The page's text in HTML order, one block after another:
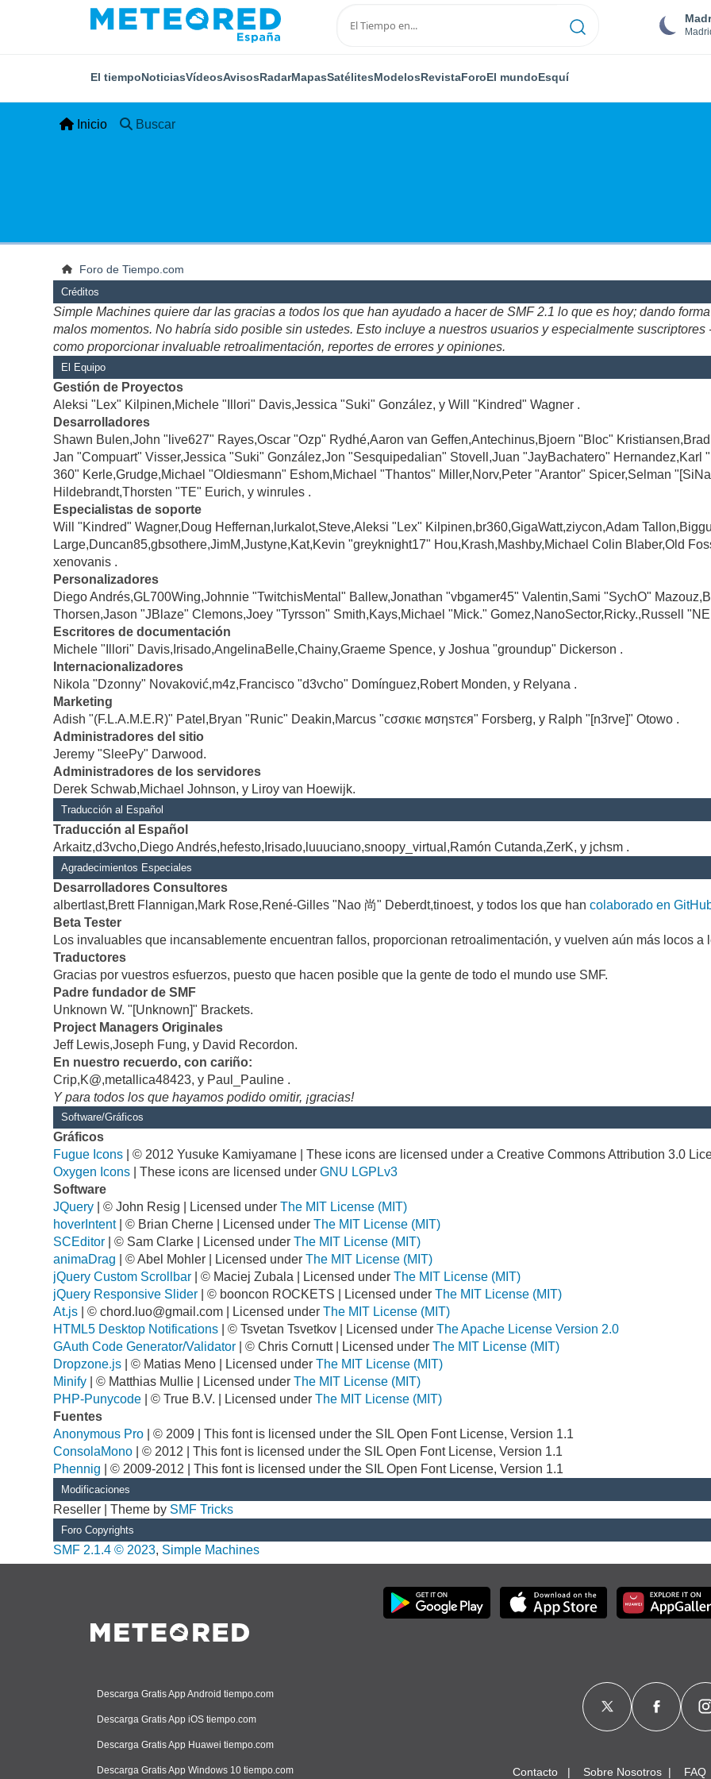
El tiempoNoticiasVídeosAvisosRadarMapasSatélitesModelosRevistaForoEl mundoEsquí
Inicio Buscar
Foro de Tiempo.com
Créditos
Simple Machines quiere dar las gracias a todos los que han ayudado a hacer de SMF 2.1 lo que es hoy; dando
malos momentos. No habría sido posible sin ustedes. Esto incluye a nuestros usuarios y especialmente
como proporcionar invaluable retroalimentación, reportes de errores y opiniones.
El Equipo
Gestión de Proyectos
Aleksi "Lex" Kilpinen,Michele "Illori" Davis,Jessica "Suki" González, y Will "Kindred" Wagner .
Desarrolladores
Shawn Bulen,John "live627" Rayes,Oscar "Ozp" Rydhé,Aaron van Geffen,Antechinus,Bjoern "Bloc"
Jan "Compuart" Visser,Jessica "Suki" González,Jon "Sesquipedalian" Stovell,Juan "JayBachatero"
360" Kerle,Grudge,Michael "Oldiesmann" Eshom,Michael "Thantos" Miller,Norv,Peter "Arantor" Spicer,Selman
Hildebrandt,Thorsten "TE" Eurich, y winrules .
Especialistas de soporte
Will "Kindred" Wagner,Doug Heffernan,lurkalot,Steve,Aleksi "Lex" Kilpinen,br360,GigaWatt,ziycon,Adam
Large,Duncan85,gbsothere,JimM,Justyne,Kat,Kevin "greyknight17" Hou,Krash,Mashby,Michael Colin Blaber,Old
xenovanis .
Personalizadores
Diego Andrés,GL700Wing,Johnnie "TwitchisMental" Ballew,Jonathan "vbgamer45" Valentin,Sami "SychO"
Thorsen,Jason "JBlaze" Clemons,Joey "Tyrsson" Smith,Kays,Michael "Mick." Gomez,NanoSector,Ricky.,Russell
Escritores de documentación
Michele "Illori" Davis,Irisado,AngelinaBelle,Chainy,Graeme Spence, y Joshua "groundup" Dickerson .
Internacionalizadores
Nikola "Dzonny" Novaković,m4z,Francisco "d3vcho" Domínguez,Robert Monden, y Relyana .
Marketing
Adish "(F.L.A.M.E.R)" Patel,Bryan "Runic" Deakin,Marcus "cσσкιє мσηѕтєя" Forsberg, y Ralph "[n3rve]" Otowo .
Administradores del sitio
Jeremy "SleePy" Darwood.
Administradores de los servidores
Derek Schwab,Michael Johnson, y Liroy van Hoewijk.
Traducción al Español
Traducción al Español
Arkaitz,d3vcho,Diego Andrés,hefesto,Irisado,luuuciano,snoopy_virtual,Ramón Cutanda,ZerK, y jchsm .
Agradecimientos Especiales
Desarrolladores Consultores
albertlast,Brett Flannigan,Mark Rose,René-Gilles "Nao 尚" Deberdt,tinoest, y todos los que hancolaborado en
Beta Tester
Los invaluables que incansablemente encuentran fallos, proporcionan retroalimentación, y vuelven aún más locos a
Traductores
Gracias por vuestros esfuerzos, puesto que hacen posible que la gente de todo el mundo use SMF.
Padre fundador de SMF
Unknown W. "[Unknown]" Brackets.
Project Managers Originales
Jeff Lewis,Joseph Fung, y David Recordon.
En nuestro recuerdo, con cariño:
Crip,K@,metallica48423, y Paul_Pauline .
Y para todos los que hayamos podido omitir, ¡gracias!
Software/Gráficos
Gráficos
Fugue Icons | © 2012 Yusuke Kamiyamane | These icons are licensed under a Creative Commons Attribution 3.0
Oxygen Icons | These icons are licensed underGNU LGPLv3
Software
JQuery | © John Resig | Licensed underThe MIT License (MIT)
hoverIntent| © Brian Cherne | Licensed underThe MIT License (MIT)
SCEditor | © Sam Clarke | Licensed underThe MIT License (MIT)
animaDrag | © Abel Mohler | Licensed underThe MIT License (MIT)
jQuery Custom Scrollbar | © Maciej Zubala | Licensed underThe MIT License (MIT)
jQuery Responsive Slider | © booncon ROCKETS | Licensed underThe MIT License (MIT)
At.js | ©chord.luo@gmail.com | Licensed underThe MIT License (MIT)
HTML5 Desktop Notifications | © Tsvetan Tsvetkov | Licensed underThe Apache License Version 2.0
GAuth Code Generator/Validator | © Chris Cornutt | Licensed underThe MIT License (MIT)
Dropzone.js | © Matias Meno | Licensed underThe MIT License (MIT)
Minify | © Matthias Mullie | Licensed underThe MIT License (MIT)
PHP-Punycode | © True B.V. | Licensed underThe MIT License (MIT)
Fuentes
Anonymous Pro | © 2009 | This font is licensed under the SIL Open Font License, Version 1.1
ConsolaMono | © 2012 | This font is licensed under the SIL Open Font License, Version 1.1
Phennig | © 2009-2012 | This font is licensed under the SIL Open Font License, Version 1.1
Modificaciones
Reseller | Theme by SMF Tricks
Foro Copyrights
SMF 2.1.4 © 2023, Simple Machines
Descarga Gratis App Android tiempo.com
Descarga Gratis App iOS tiempo.com
Descarga Gratis App Huawei tiempo.com
Descarga Gratis App Windows 10 tiempo.com Contacto Sobre Nosotros FAQ